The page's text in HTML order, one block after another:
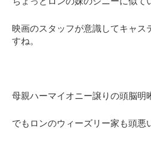
映画のスタッフが意識してキャス
すね。
母親ハーマイオニー譲りの頭脳明
でもロンのウィーズリー家も頭悪